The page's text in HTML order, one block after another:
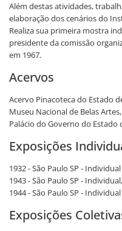
Além destas atividades,
elaboração dos cenários do
Realiza sua primeira mostra
presidente da comissão
em 1967.
Acervos
Acervo Pinacoteca do Estado
Museu Nacional de Belas
Palácio do Governo do Estado
Exposições
1932 - São Paulo SP - Individual
1943 - São Paulo SP -
1944 - São Paulo SP - Individual
Exposições